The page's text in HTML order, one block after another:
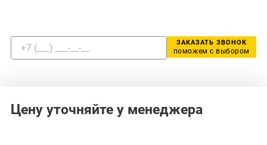
ЗАКАЗАТЬ ЗВОНОК
поможем с выбором
Цену уточняйте у менеджера